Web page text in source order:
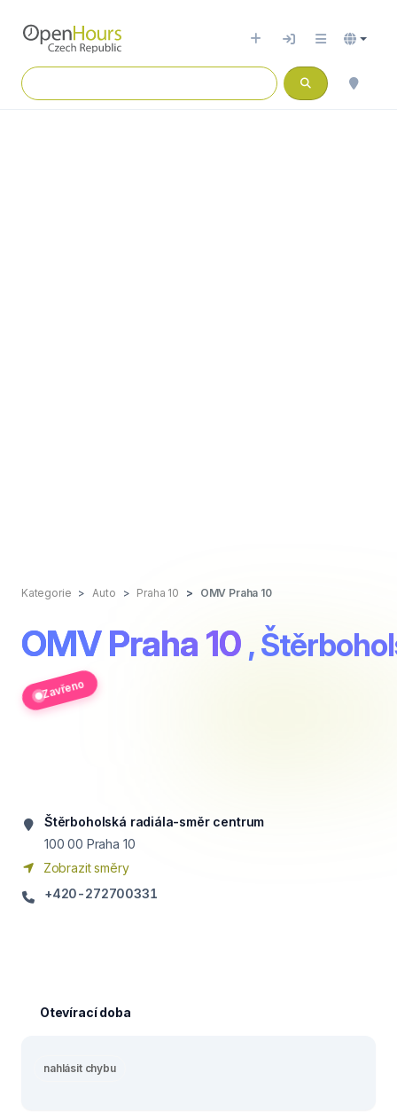
Kategorie Auto Praha 10 OMV Praha 10
OMV Praha 10 ,
Zavřeno
Štěrboholská radiála-směr centrum
100 00 Praha 10
Zobrazit směry
+420-272700331
Otevírací doba
nahlásit chybu